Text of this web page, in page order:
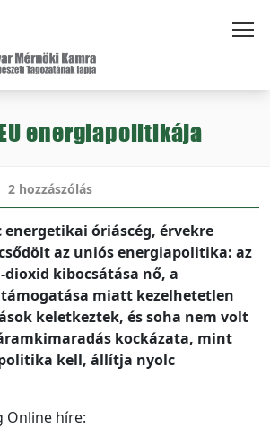
energiapolitikája
2 hozzászólás
óriáscég, érvekre
az uniós energiapolitika: az
dioxid kibocsátása nő, a
miatt kezelhetetlen
keletkeztek, és soha nem volt
kockázata, mint
kell, állítja nyolc
Online híre: